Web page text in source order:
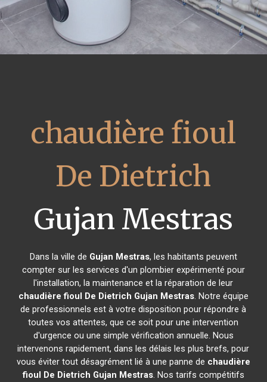
chaudière fioul
De Dietrich
Gujan Mestras
Dans la ville de Gujan Mestras, les habitants peuvent
compter sur les services d'un plombier expérimenté pour
l'installation, la maintenance et la réparation de leur
chaudière fioul De Dietrich Gujan Mestras. Notre équipe
de professionnels est à votre disposition pour répondre à
toutes vos attentes, que ce soit pour une intervention
d'urgence ou une simple vérification annuelle. Nous
intervenons rapidement, dans les délais les plus brefs, pour
vous éviter tout désagrément lié à une panne de chaudière
fioul De Dietrich Gujan Mestras. Nos tarifs compétitifs